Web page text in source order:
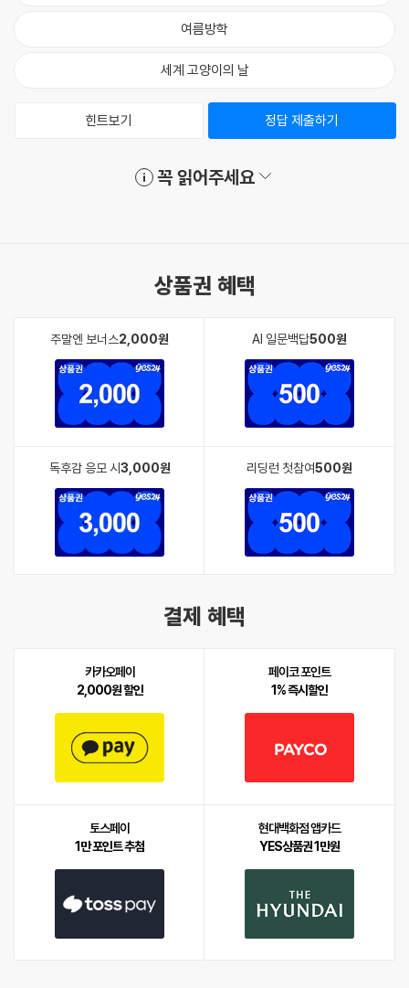
여름방학
세계 고양이의 날
힌트보기 정답 제출하기
꼭 읽어주세요
상품권 혜택
주말엔 보너스2,000원 AI 일문백답500원
독후감 응모 시3,000원 리딩런 첫참여500원
결제 혜택
카카오페이
2,000원 할인
페이코 포인트
1% 즉시할인
토스페이
1만 포인트 추첨
현대백화점 앱카드
YES상품권 1만원